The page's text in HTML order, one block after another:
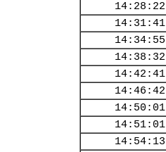
14:28:22
14:31:41
14:34:55
14:38:32
14:42:41
14:46:42
14:50:01
14:51:01
14:54:13